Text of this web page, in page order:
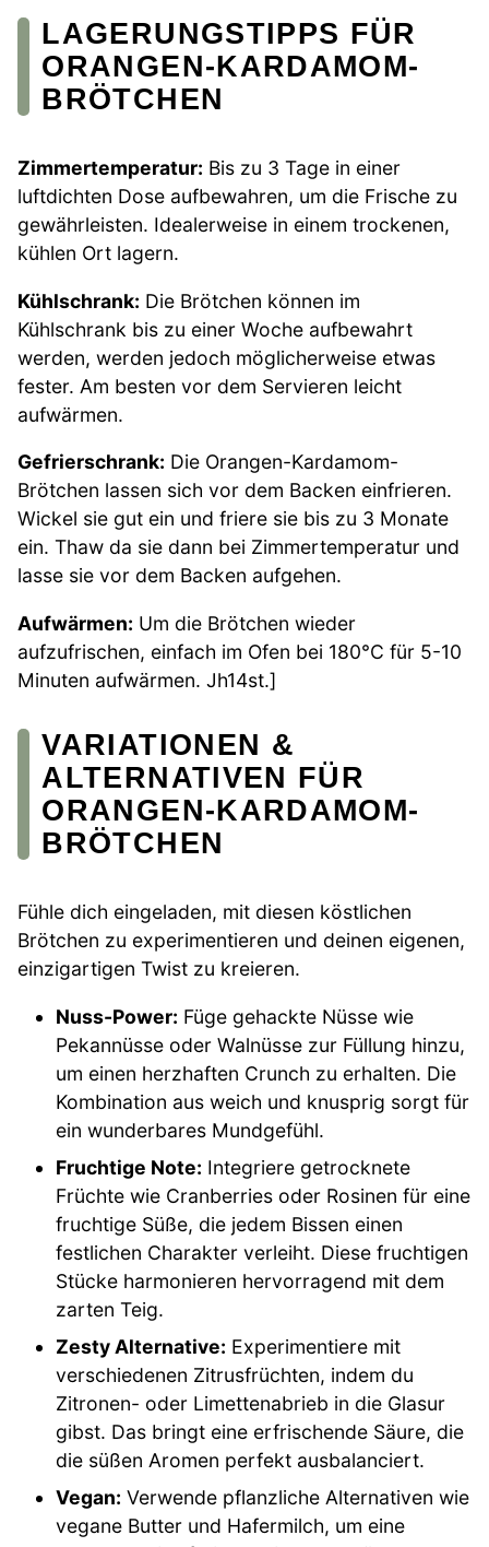
LAGERUNGSTIPPS FÜR
ORANGEN-KARDAMOM-
BRÖTCHEN
Zimmertemperatur: Bis zu 3 Tage in einer
luftdichten Dose aufbewahren, um die Frische zu
gewährleisten. Idealerweise in einem trockenen,
kühlen Ort lagern.
Kühlschrank: Die Brötchen können im
Kühlschrank bis zu einer Woche aufbewahrt
werden, werden jedoch möglicherweise etwas
fester. Am besten vor dem Servieren leicht
aufwärmen.
Gefrierschrank: Die Orangen-Kardamom-
Brötchen lassen sich vor dem Backen einfrieren.
Wickel sie gut ein und friere sie bis zu 3 Monate
ein. Thaw da sie dann bei Zimmertemperatur und
lasse sie vor dem Backen aufgehen.
Aufwärmen: Um die Brötchen wieder
aufzufrischen, einfach im Ofen bei 180°C für 5-10
Minuten aufwärmen. Jh14st.]
VARIATIONEN &
ALTERNATIVEN FÜR
ORANGEN-KARDAMOM-
BRÖTCHEN
Fühle dich eingeladen, mit diesen köstlichen
Brötchen zu experimentieren und deinen eigenen,
einzigartigen Twist zu kreieren.
Nuss-Power: Füge gehackte Nüsse wie
Pekannüsse oder Walnüsse zur Füllung hinzu,
um einen herzhaften Crunch zu erhalten. Die
Kombination aus weich und knusprig sorgt für
ein wunderbares Mundgefühl.
Fruchtige Note: Integriere getrocknete
Früchte wie Cranberries oder Rosinen für eine
fruchtige Süße, die jedem Bissen einen
festlichen Charakter verleiht. Diese fruchtigen
Stücke harmonieren hervorragend mit dem
zarten Teig.
Zesty Alternative: Experimentiere mit
verschiedenen Zitrusfrüchten, indem du
Zitronen- oder Limettenabrieb in die Glasur
gibst. Das bringt eine erfrischende Säure, die
die süßen Aromen perfekt ausbalanciert.
Vegan: Verwende pflanzliche Alternativen wie
vegane Butter und Hafermilch, um eine